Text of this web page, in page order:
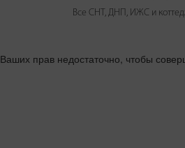
Все СНТ, ДНП, ИЖС и
Ваших прав недостаточно, чтобы